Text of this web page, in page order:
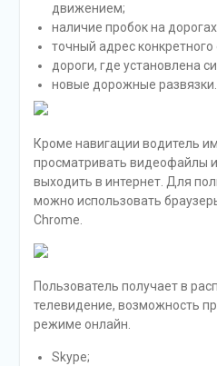
движением;
наличие пробок на
точный адрес конкретного
дороги, где установлена
новые дорожные развязки.
Кроме навигации водитель
просматривать видеофайлы
выходить в интернет. Для
можно использовать
Chrome.
Пользователь получает в
телевидение, возможность
режиме онлайн.
Skype;